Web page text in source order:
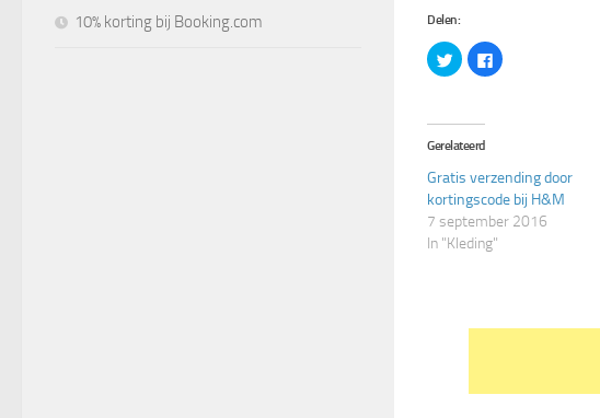
Delen:
Klik
om
Twitter
in
nieuw
venster
geopend)
Klik
om
nieuw
venster
geopend)
Gerelateerd
Gratis verzending door
kortingscode bij H&M
7 september 2016
In "Kleding"
10% korting bij Booking.com